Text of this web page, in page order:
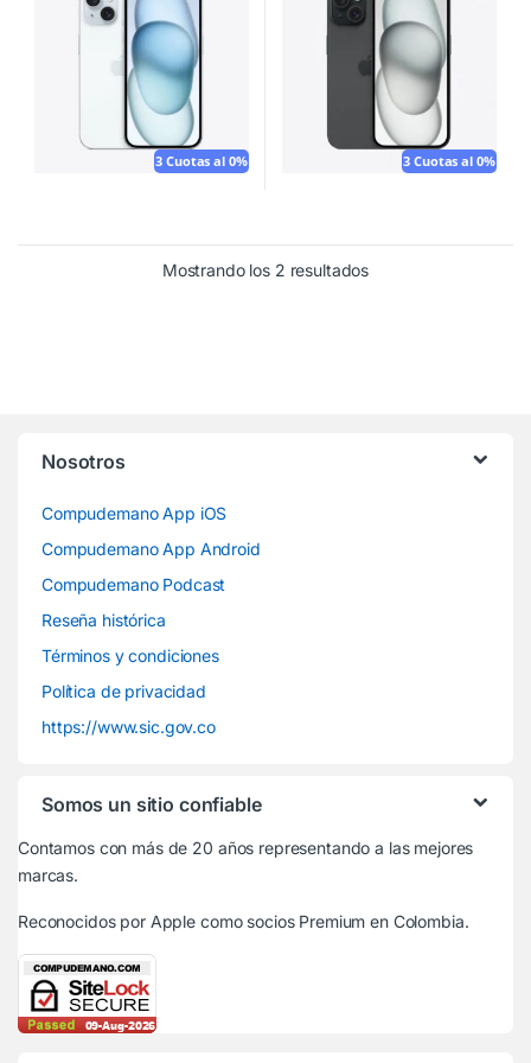
3 Cuotas al 0% 3 Cuotas al 0%
Mostrando los 2 resultados
Nosotros
Compudemano App iOS
Compudemano App Android
Compudemano Podcast
Reseña histórica
Términos y condiciones
Política de privacidad
https://www.sic.gov.co
Somos un sitio confiable
Contamos con más de 20 años representando a las mejores
marcas.
Reconocidos por Apple como socios Premium en Colombia.